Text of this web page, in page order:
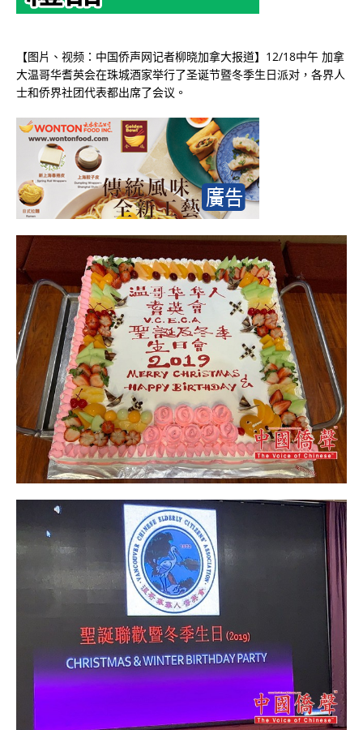
【图片、视频：中国侨声网记者柳晓加拿大报道】12/18中午 加拿
大温哥华耆英会在珠城酒家举行了圣诞节暨冬季生日派对，各界人
士和侨界社团代表都出席了会议。